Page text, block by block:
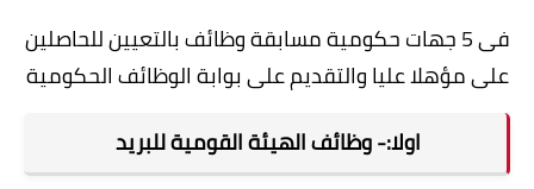
فى 5 جهات حكومية مسابقة وظائف بالتعيين للحاصلين
على مؤهلا عليا والتقديم على بوابة الوظائف الحكومية
اولا:- وظائف الهيئة القومية للبريد